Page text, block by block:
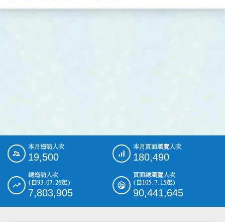
::: 本月造訪人次
19,500
本月頁面瀏覽人次
180,490
總造訪人次
(自93.07.26起)
7,803,905
頁面總瀏覽人次
(自105.7.15起)
90,441,645